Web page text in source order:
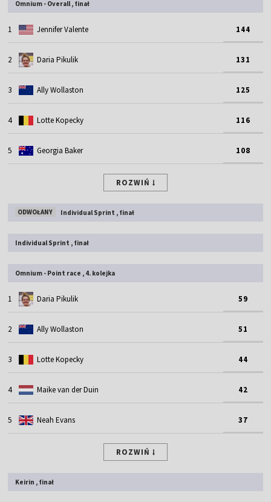
Omnium - Overall , finał
1 Jennifer Valente 144
2 Daria Pikulik 131
3 Ally Wollaston 125
4 Lotte Kopecky 116
5 Georgia Baker 108
ROZWIŃ
ODWOŁANY Individual Sprint , finał
Individual Sprint , finał
Omnium - Point race , 4. kolejka
1 Daria Pikulik 59
2 Ally Wollaston 51
3 Lotte Kopecky 44
4 Maike van der Duin 42
5 Neah Evans 37
ROZWIŃ
Keirin , finał